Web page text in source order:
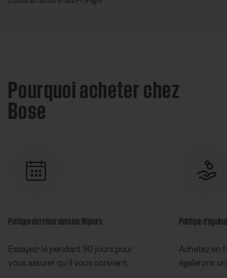
Pourquoi acheter chez
Bose
Politique de retour dans les 90 jours
Essayez-le pendant 90 jours pour
vous assurer qu’il vous convient.
Politique
Achetez en
égalerons